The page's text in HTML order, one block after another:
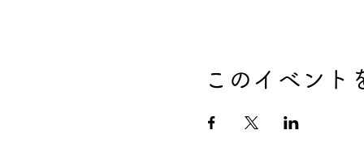
このイベント